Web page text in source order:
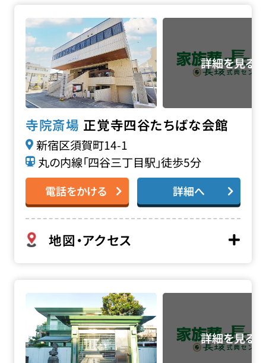
寺院斎場 正覚寺四谷たちばな会館
新宿区須賀町14-1
丸の内線「四谷三丁目駅」徒歩5分
電話をかける 詳細へ
地図・アクセス